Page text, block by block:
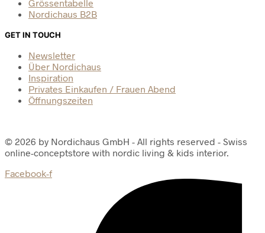
Grössentabelle
Nordichaus B2B
GET IN TOUCH
Newsletter
Über Nordichaus
Inspiration
Privates Einkaufen / Frauen Abend
Öffnungszeiten
© 2026 by Nordichaus GmbH - All rights reserved - Swiss
online-conceptstore with nordic living & kids interior.
Facebook-f